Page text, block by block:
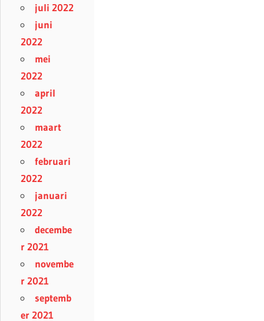
juli 2022
juni
2022
mei
2022
april
2022
maart
2022
februari
2022
januari
2022
decembe
r 2021
novembe
r 2021
septemb
er 2021